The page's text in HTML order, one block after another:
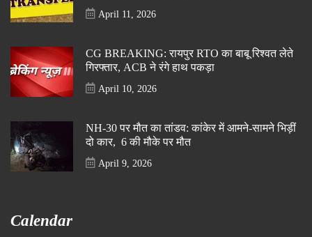
April 11, 2026
CG BREAKING: रायपुर RTO का बाबू रिश्वत लेते
गिरफ्तार, ACB ने रंगे हाथ पकड़ा
April 10, 2026
NH-30 पर मौत का तांडव: कांकेर में आमने-सामने भिड़ीं
दो कार, 6 की मौके पर मौत
April 9, 2026
Calendar